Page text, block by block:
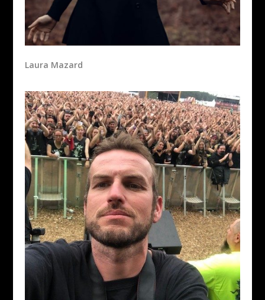
Laura Mazard